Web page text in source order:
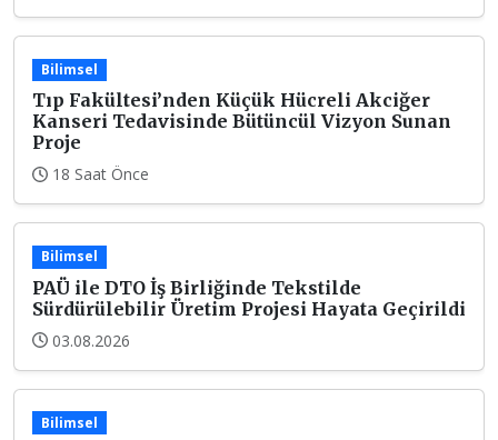
Bilimsel
Tıp Fakültesi’nden Küçük Hücreli Akciğer
Kanseri Tedavisinde Bütüncül Vizyon Sunan
Proje
18 Saat Önce
Bilimsel
PAÜ ile DTO İş Birliğinde Tekstilde
Sürdürülebilir Üretim Projesi Hayata Geçirildi
03.08.2026
Bilimsel